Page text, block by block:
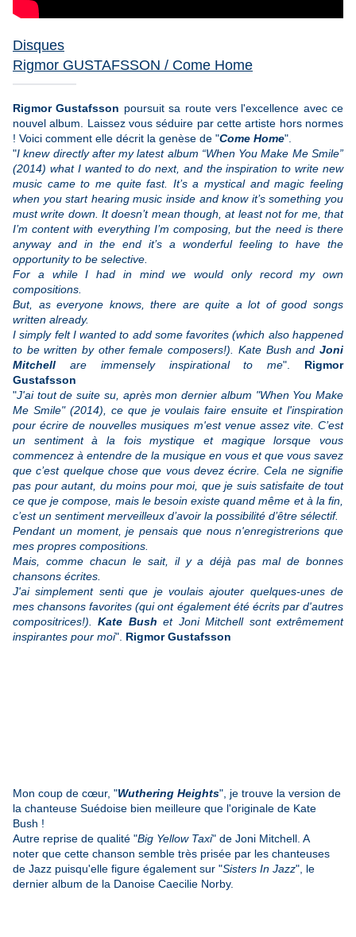
Disques
Rigmor GUSTAFSSON / Come Home
Rigmor Gustafsson poursuit sa route vers l'excellence avec ce
nouvel album. Laissez vous séduire par cette artiste hors normes
! Voici comment elle décrit la genèse de "Come Home".
"I knew directly after my latest album “When You Make Me Smile”
(2014) what I wanted to do next, and the inspiration to write new
music came to me quite fast. It’s a mystical and magic feeling
when you start hearing music inside and know it’s something you
must write down. It doesn’t mean though, at least not for me, that
I’m content with everything I’m composing, but the need is there
anyway and in the end it’s a wonderful feeling to have the
opportunity to be selective.
For a while I had in mind we would only record my own
compositions.
But, as everyone knows, there are quite a lot of good songs
written already.
I simply felt I wanted to add some favorites (which also happened
to be written by other female composers!). Kate Bush and Joni
Mitchell are immensely inspirational to me". Rigmor
Gustafsson
"J'ai tout de suite su, après mon dernier album "When You Make
Me Smile" (2014), ce que je voulais faire ensuite et l'inspiration
pour écrire de nouvelles musiques m'est venue assez vite. C’est
un sentiment à la fois mystique et magique lorsque vous
commencez à entendre de la musique en vous et que vous savez
que c’est quelque chose que vous devez écrire. Cela ne signifie
pas pour autant, du moins pour moi, que je suis satisfaite de tout
ce que je compose, mais le besoin existe quand même et à la fin,
c’est un sentiment merveilleux d’avoir la possibilité d’être sélectif.
Pendant un moment, je pensais que nous n'enregistrerions que
mes propres compositions.
Mais, comme chacun le sait, il y a déjà pas mal de bonnes
chansons écrites.
J'ai simplement senti que je voulais ajouter quelques-unes de
mes chansons favorites (qui ont également été écrits par d'autres
compositrices!).Kate Bush et Joni Mitchell sont extrêmement
inspirantes pour moi". Rigmor Gustafsson
Mon coup de cœur, "Wuthering Heights", je trouve la version de
la chanteuse Suédoise bien meilleure que l'originale de Kate
Bush !
Autre reprise de qualité "Big Yellow Taxi" de Joni Mitchell. A
noter que cette chanson semble très prisée par les chanteuses
de Jazz puisqu'elle figure également sur "Sisters In Jazz", le
dernier album de la Danoise Caecilie Norby.